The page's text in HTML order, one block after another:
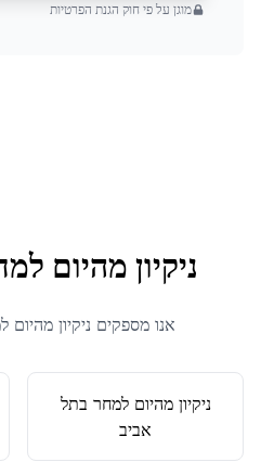
מוגן על פי חוק הגנת הפרטיות
ניקיון מהיום
אנו מספקים ניקיון מהיום
ניקיון מהיום למחר בתל
אביב